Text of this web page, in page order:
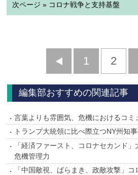
次ページ » コロナ戦争と支持基盤
前
へ
1 2
編集部おすすめの関連記事
言葉よりも雰囲気、危機におけるコミ
トランプ大統領に比べ際立つNY州知
「経済ファースト、コロナセカンド
危機管理力
「中国敵視、ばらまき、政敵攻撃」